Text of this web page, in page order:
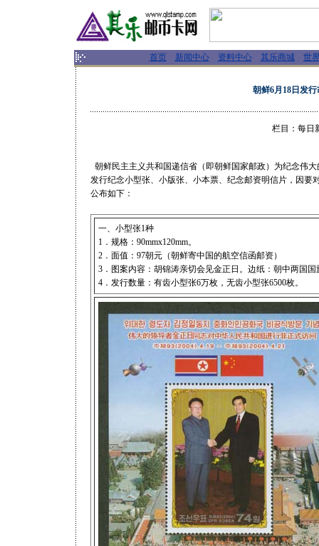
首页 新闻中心 资料中心 其乐商城 世
朝鲜6月18日发
栏目：每日
朝鲜民主主义共和国递信省（即朝鲜国家邮政）为纪念伟
发行纪念小型张、小版张、小本票、纪念邮资明信片，因要
公布如下：
一、小型张1种
1．规格：90mmx120mm。
2．面值：97朝元（朝鲜寄中国的航空信函邮资）
3．图案内容：胡锦涛亲切会见金正日。边纸：朝中两国
4．发行数量：有齿小型张6万枚，无齿小型张6500枚。